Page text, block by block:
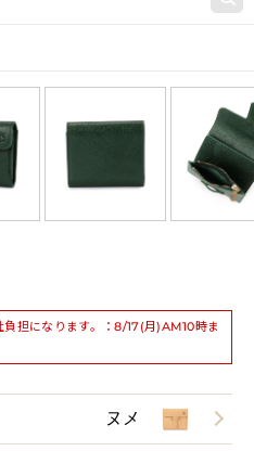
担になります。：8/17(月)AM10時ま
ヌメ